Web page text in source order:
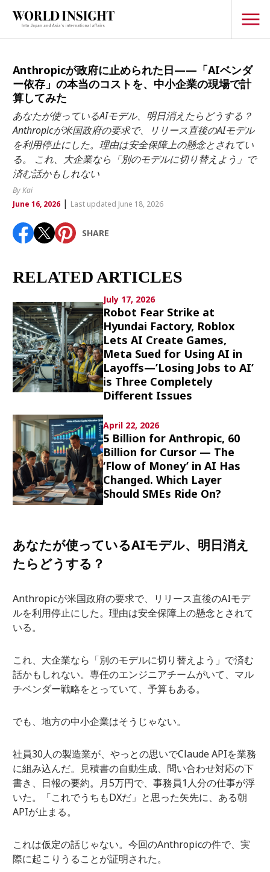
TOPICS
Interview
Japanese
Hiroshima
Politics
Security
Tech/Science
Society
Environment
Culture
Article List
Popular keywords
Fukushima japan globalizationOHTANI
nootbaarhachimura
Anthropicが政府に止められた日——「AIベンダ
ー依存」の本当のコストを、中小企業の現場で計
算してみた
あなたが使っているAIモデル、明日消えたらどうする？
Anthropicが米国政府の要求で、リリース直後のAIモデル
を利用停止にした。理由は安全保障上の懸念とされてい
る。 これ、大企業なら「別のモデルに切り替えよう」で
済む話かもしれない
By Kai
June 16, 2026| Last updated June 18, 2026
SHARE
RELATED ARTICLES
July 17, 2026
Robot Fear Strike at
Hyundai Factory, Roblox
Lets AI Create Games,
Meta Sued for Using AI in
Layoffs—’Losing Jobs to AI’
is Three Completely
Different Issues
April 22, 2026
5 Billion for Anthropic, 60
Billion for Cursor — The
‘Flow of Money’ in AI Has
Changed. Which Layer
Should SMEs Ride On?
あなたが使っているAIモデル、明日消え
たらどうする？
Anthropicが米国政府の要求で、リリース直後のAIモデ
ルを利用停止にした。理由は安全保障上の懸念とされて
いる。
これ、大企業なら「別のモデルに切り替えよう」で済む
話かもしれない。専任のエンジニアチームがいて、マル
チベンダー戦略をとっていて、予算もある。
でも、地方の中小企業はそうじゃない。
社員30人の製造業が、やっとの思いでClaude APIを業務
に組み込んだ。見積書の自動生成、問い合わせ対応の下
書き、日報の要約。月5万円で、事務員1人分の仕事が浮
いた。「これでうちもDXだ」と思った矢先に、ある朝
APIが止まる。
これは仮定の話じゃない。今回のAnthropicの件で、実
際に起こりうることが証明された。
Popular keywords
Fukushimajapan globalizationOHTANInootbaar